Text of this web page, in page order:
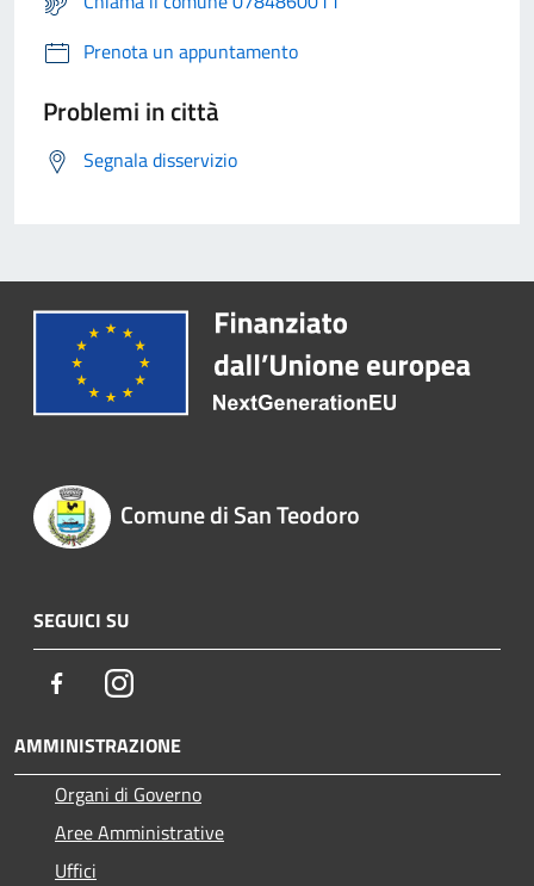
Prenota un appuntamento
Problemi in città
Segnala disservizio
Comune di San Teodoro
SEGUICI SU
FacebookInstagram
AMMINISTRAZIONE
Organi di Governo
Aree Amministrative
Uffici